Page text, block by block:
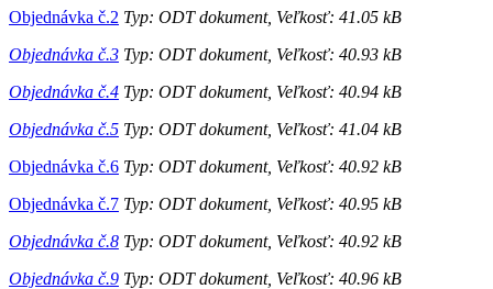
Objednávka č.2 Typ: ODT dokument, Veľkosť: 41.05 kB
Objednávka č.3 Typ: ODT dokument, Veľkosť: 40.93 kB
Objednávka č.4 Typ: ODT dokument, Veľkosť: 40.94 kB
Objednávka č.5 Typ: ODT dokument, Veľkosť: 41.04 kB
Objednávka č.6 Typ: ODT dokument, Veľkosť: 40.92 kB
Objednávka č.7 Typ: ODT dokument, Veľkosť: 40.95 kB
Objednávka č.8 Typ: ODT dokument, Veľkosť: 40.92 kB
Objednávka č.9 Typ: ODT dokument, Veľkosť: 40.96 kB